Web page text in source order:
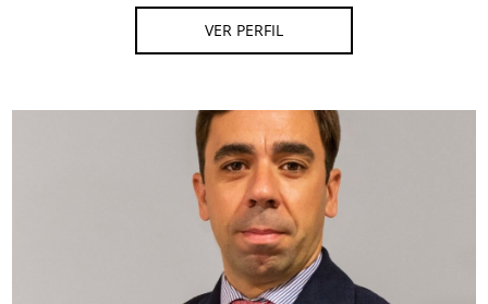
VER PERFIL